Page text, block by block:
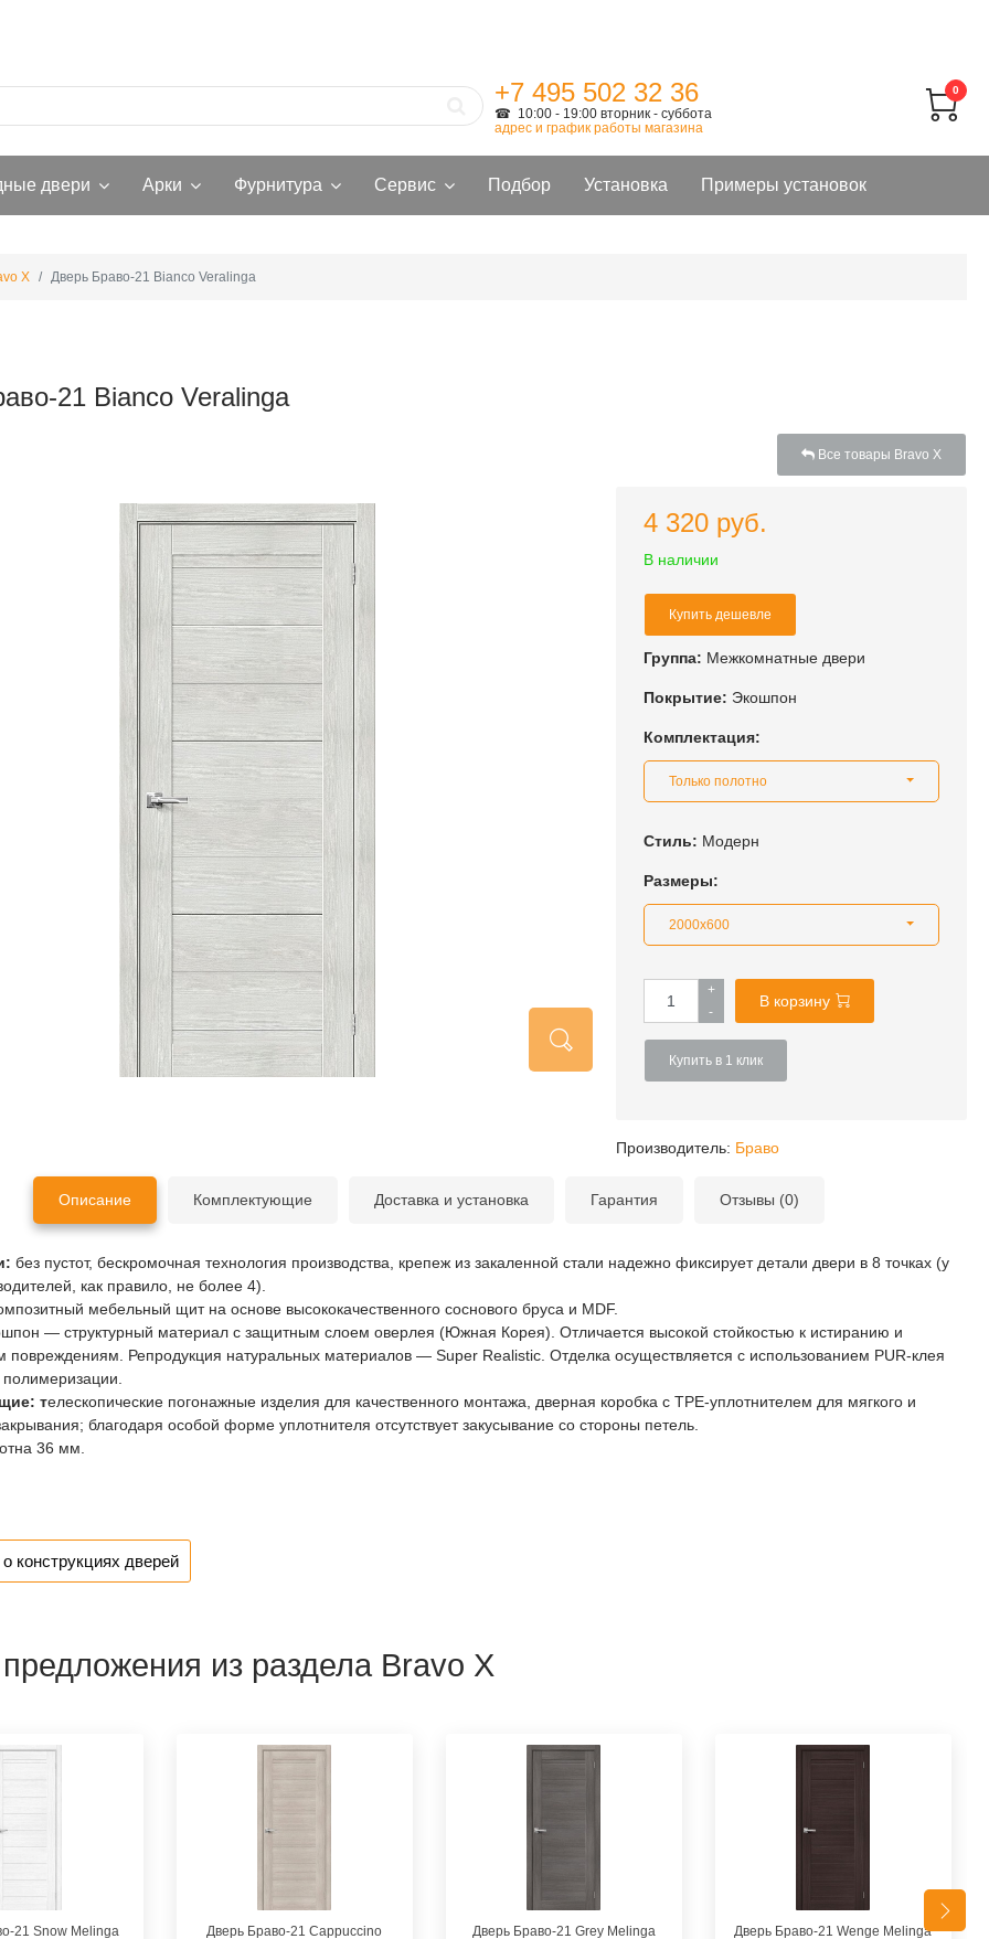
+7 495 502 32 36
☎ 10:00 - 19:00 вторник - суббота
адрес и график работы магазина
0
двери Арки Фурнитура Сервис Подбор Установка Примеры установок
X Дверь Браво-21 Bianco Veralinga
21 Bianco Veralinga
Все товары Bravo X
4 320 руб.
В наличии
Купить дешевле
Группа: Межкомнатные двери
Покрытие: Экошпон
Комплектация:
Только полотно
Стиль: Модерн
Размеры:
2000x600
+
-
В корзину
Купить в 1 клик
Производитель: Браво
Описание Комплектующие Доставка и установка Гарантия Отзывы (0)
без пустот, бескромочная технология производства, крепеж из закаленной стали надежно фиксирует детали двери в 8 точках (у
как правило, не более 4).
мебельный щит на основе высококачественного соснового бруса и MDF.
— структурный материал с защитным слоем оверлея (Южная Корея). Отличается высокой стойкостью к истиранию и
повреждениям. Репродукция натуральных материалов — Super Realistic. Отделка осуществляется с использованием PUR-клея
телескопические погонажные изделия для качественного монтажа, дверная коробка с TPE-уплотнителем для мягкого и
благодаря особой форме уплотнителя отсутствует закусывание со стороны петель.
36 мм.
конструкциях дверей
из раздела Bravo X
21 Snow Melinga
Дверь Браво-21 Cappuccino
Дверь Браво-21 Grey Melinga Дверь Браво-21 Wenge Melinga